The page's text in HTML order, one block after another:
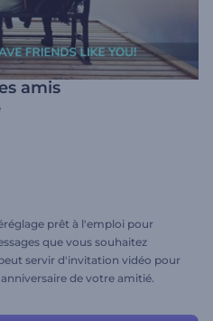
amis
prêt à l'emploi pour
que vous souhaitez
servir d'invitation vidéo pour
de votre amitié.